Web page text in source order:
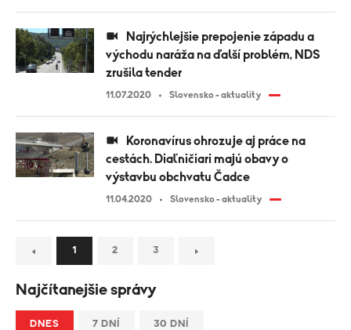
východu naráža na ďalší problém, NDS
zrušila tender
11.07.2020 Slovensko - aktuality
cestách. Diaľničiari majú obavy o
výstavbu obchvatu Čadce
11.04.2020 Slovensko - aktuality
1 2 3
Najčítanejšie správy
DNES 7 DNÍ 30 DNÍ